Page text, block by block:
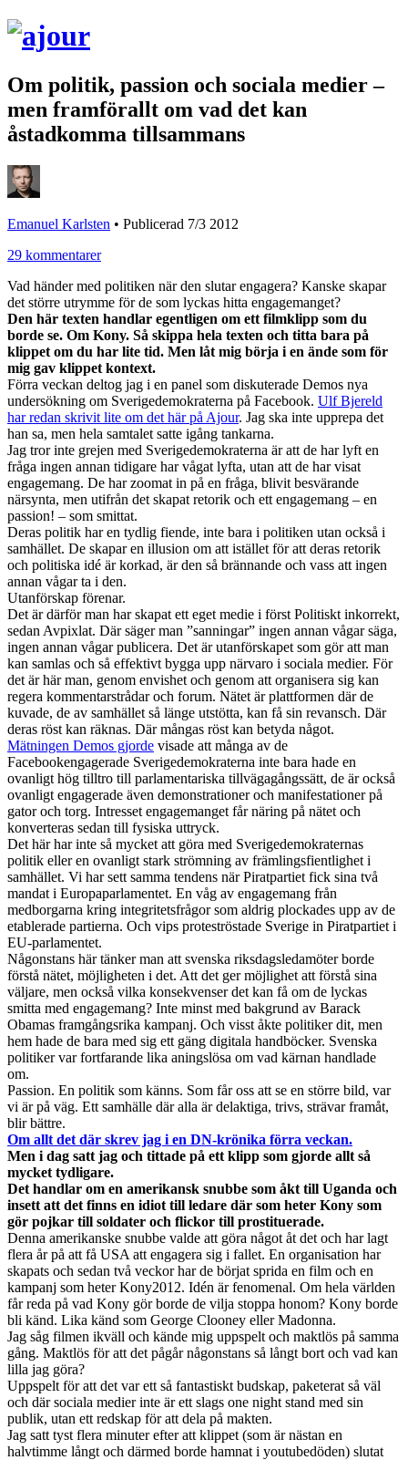
Om politik, passion och sociala medier –
men framförallt om vad det kan
åstadkomma tillsammans
Emanuel Karlsten • Publicerad 7/3 2012
29 kommentarer
Vad händer med politiken när den slutar engagera? Kanske skapar
det större utrymme för de som lyckas hitta engagemanget?
Den här texten handlar egentligen om ett filmklipp som du
borde se. Om Kony. Så skippa hela texten och titta bara på
klippet om du har lite tid. Men låt mig börja i en ände som för
mig gav klippet kontext.
Förra veckan deltog jag i en panel som diskuterade Demos nya
undersökning om Sverigedemokraterna på Facebook. Ulf Bjereld
har redan skrivit lite om det här på Ajour. Jag ska inte upprepa det
han sa, men hela samtalet satte igång tankarna.
Jag tror inte grejen med Sverigedemokraterna är att de har lyft en
fråga ingen annan tidigare har vågat lyfta, utan att de har visat
engagemang. De har zoomat in på en fråga, blivit besvärande
närsynta, men utifrån det skapat retorik och ett engagemang – en
passion! – som smittat.
Deras politik har en tydlig fiende, inte bara i politiken utan också i
samhället. De skapar en illusion om att istället för att deras retorik
och politiska idé är korkad, är den så brännande och vass att ingen
annan vågar ta i den.
Utanförskap förenar.
Det är därför man har skapat ett eget medie i först Politiskt inkorrekt,
sedan Avpixlat. Där säger man ”sanningar” ingen annan vågar säga,
ingen annan vågar publicera. Det är utanförskapet som gör att man
kan samlas och så effektivt bygga upp närvaro i sociala medier. För
det är här man, genom envishet och genom att organisera sig kan
regera kommentarstrådar och forum. Nätet är plattformen där de
kuvade, de av samhället så länge utstötta, kan få sin revansch. Där
deras röst kan räknas. Där mångas röst kan betyda något.
Mätningen Demos gjorde visade att många av de
Facebookengagerade Sverigedemokraterna inte bara hade en
ovanligt hög tilltro till parlamentariska tillvägagångssätt, de är också
ovanligt engagerade även demonstrationer och manifestationer på
gator och torg. Intresset engagemanget får näring på nätet och
konverteras sedan till fysiska uttryck.
Det här har inte så mycket att göra med Sverigedemokraternas
politik eller en ovanligt stark strömning av främlingsfientlighet i
samhället. Vi har sett samma tendens när Piratpartiet fick sina två
mandat i Europaparlamentet. En våg av engagemang från
medborgarna kring integritetsfrågor som aldrig plockades upp av de
etablerade partierna. Och vips proteströstade Sverige in Piratpartiet i
EU-parlamentet.
Någonstans här tänker man att svenska riksdagsledamöter borde
förstå nätet, möjligheten i det. Att det ger möjlighet att förstå sina
väljare, men också vilka konsekvenser det kan få om de lyckas
smitta med engagemang? Inte minst med bakgrund av Barack
Obamas framgångsrika kampanj. Och visst åkte politiker dit, men
hem hade de bara med sig ett gäng digitala handböcker. Svenska
politiker var fortfarande lika aningslösa om vad kärnan handlade
om.
Passion. En politik som känns. Som får oss att se en större bild, var
vi är på väg. Ett samhälle där alla är delaktiga, trivs, strävar framåt,
blir bättre.
Om allt det där skrev jag i en DN-krönika förra veckan.
Men i dag satt jag och tittade på ett klipp som gjorde allt så
mycket tydligare.
Det handlar om en amerikansk snubbe som åkt till Uganda och
insett att det finns en idiot till ledare där som heter Kony som
gör pojkar till soldater och flickor till prostituerade.
Denna amerikanske snubbe valde att göra något åt det och har lagt
flera år på att få USA att engagera sig i fallet. En organisation har
skapats och sedan två veckor har de börjat sprida en film och en
kampanj som heter Kony2012. Idén är fenomenal. Om hela världen
får reda på vad Kony gör borde de vilja stoppa honom? Kony borde
bli känd. Lika känd som George Clooney eller Madonna.
Jag såg filmen ikväll och kände mig uppspelt och maktlös på samma
gång. Maktlös för att det pågår någonstans så långt bort och vad kan
lilla jag göra?
Uppspelt för att det var ett så fantastiskt budskap, paketerat så väl
och där sociala medier inte är ett slags one night stand med sin
publik, utan ett redskap för att dela på makten.
Jag satt tyst flera minuter efter att klippet (som är nästan en
halvtimme långt och därmed borde hamnat i youtubedöden) slutat